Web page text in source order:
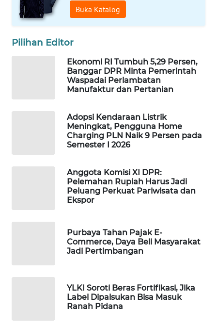
Buka Katalog
Pilihan Editor
Ekonomi RI Tumbuh 5,29 Persen,
Banggar DPR Minta Pemerintah
Waspadai Perlambatan
Manufaktur dan Pertanian
Adopsi Kendaraan Listrik
Meningkat, Pengguna Home
Charging PLN Naik 9 Persen pada
Semester I 2026
Anggota Komisi XI DPR:
Pelemahan Rupiah Harus Jadi
Peluang Perkuat Pariwisata dan
Ekspor
Purbaya Tahan Pajak E-
Commerce, Daya Beli Masyarakat
Jadi Pertimbangan
YLKI Soroti Beras Fortifikasi, Jika
Label Dipalsukan Bisa Masuk
Ranah Pidana
WAHANANEWS
ID
WAHANA
UMKM
WAHANA